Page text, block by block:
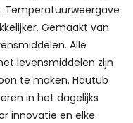
Gemaakt van
Alle
levensmiddelen zijn
te maken. Hautub
in het dagelijks
innovatie en elke